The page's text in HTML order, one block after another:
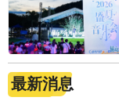
最新消息